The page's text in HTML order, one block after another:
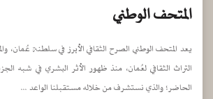
المتحف الوطني
يعد المتحف الوطني الصرح الثقافي الأبرز في سلطنة
التراث الثقافي لعُمان، منذ ظهور الأثر البشري في شبه
الحاضر؛ والذي نستشرف من خلاله مستقبلنا الواعد ...